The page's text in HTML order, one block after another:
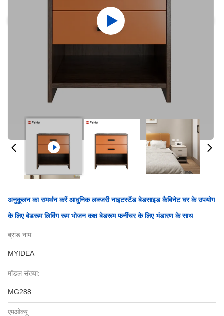
अनुकूलन का समर्थन करें आधुनिक लक्जरी नाइटस्टैंड बेडसाइड कैबिनेट घर के उपयोग
के लिए बेडरूम लिविंग रूम भोजन कक्ष बेडरूम फर्नीचर के लिए भंडारण के साथ
ब्रांड नाम:
MYIDEA
मॉडल संख्या:
MG288
एमओक्यू: